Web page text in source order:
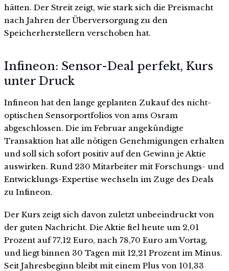
hätten. Der Streit zeigt, wie stark sich die Preismacht
nach Jahren der Überversorgung zu den
Speicherherstellern verschoben hat.
Infineon: Sensor-Deal perfekt, Kurs
unter Druck
Infineon hat den lange geplanten Zukauf des nicht-
optischen Sensorportfolios von ams Osram
abgeschlossen. Die im Februar angekündigte
Transaktion hat alle nötigen Genehmigungen erhalten
und soll sich sofort positiv auf den Gewinn je Aktie
auswirken. Rund 230 Mitarbeiter mit Forschungs- und
Entwicklungs-Expertise wechseln im Zuge des Deals
zu Infineon.
Der Kurs zeigt sich davon zuletzt unbeeindruckt von
der guten Nachricht. Die Aktie fiel heute um 2,01
Prozent auf 77,12 Euro, nach 78,70 Euro am Vortag,
und liegt binnen 30 Tagen mit 12,21 Prozent im Minus.
Seit Jahresbeginn bleibt mit einem Plus von 101,33